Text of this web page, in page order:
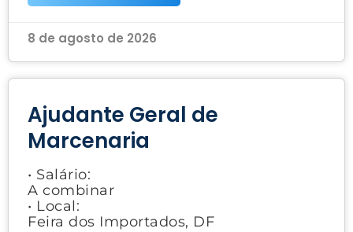
8 de agosto de 2026
Ajudante Geral de
Marcenaria
• Salário:
A combinar
• Local:
Feira dos Importados, DF